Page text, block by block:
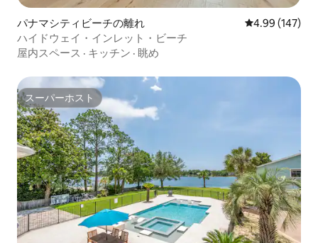
パナマシティビーチの離れ レビュー147
4.99 (147)
ハイドウェイ・インレット・ビーチ
屋内スペース · キッチン · 眺め
スーパーホスト
スーパーホスト